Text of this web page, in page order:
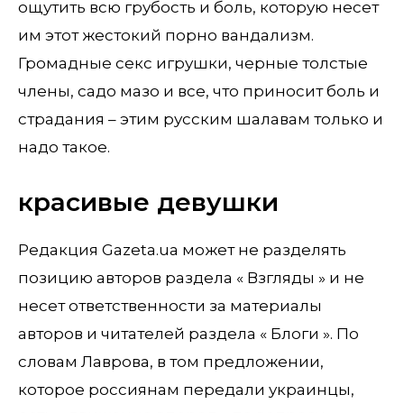
ощутить всю грубость и боль, которую несет
им этот жестокий порно вандализм.
Громадные секс игрушки, черные толстые
члены, садо мазо и все, что приносит боль и
страдания – этим русским шалавам только и
надо такое.
красивые девушки
Редакция Gazeta.ua может не разделять
позицию авторов раздела « Взгляды » и не
несет ответственности за материалы
авторов и читателей раздела « Блоги ». По
словам Лаврова, в том предложении,
которое россиянам передали украинцы,